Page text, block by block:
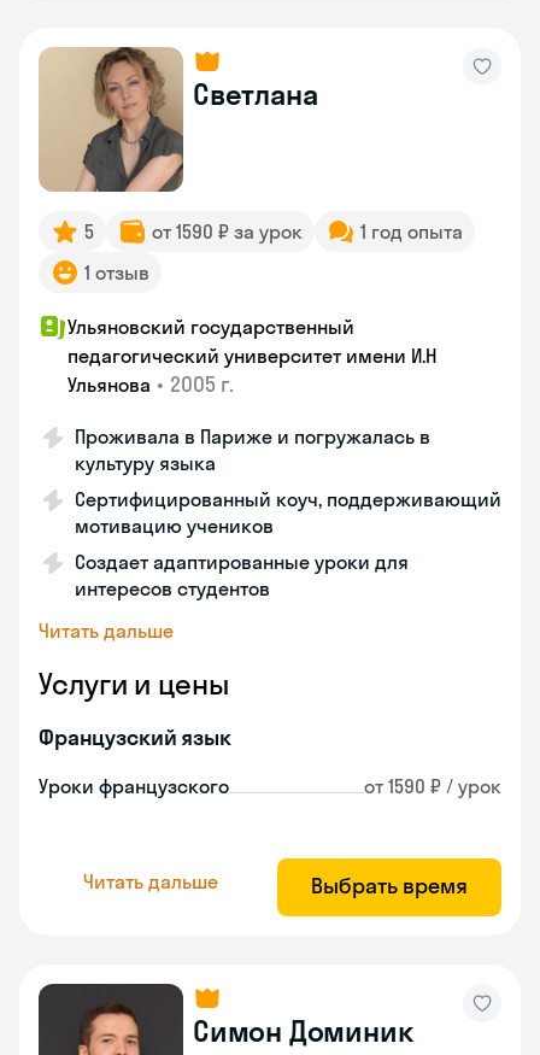
Светлана
5 от 1590 ₽ за урок
1 год опыта
1 отзыв
Ульяновский государственный
педагогический университет имени И.Н
Ульянова • 2005 г.
Проживала в Париже и погружалась в
культуру языка
Сертифицированный коуч, поддерживающий
мотивацию учеников
Создает адаптированные уроки для
интересов студентов
Читать дальше
Услуги и цены
Французский язык
Уроки французского от 1590 ₽ / урок
Читать дальше Выбрать время
Симон Доминик